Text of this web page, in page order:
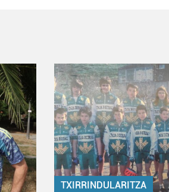
TXIRRINDULARITZA